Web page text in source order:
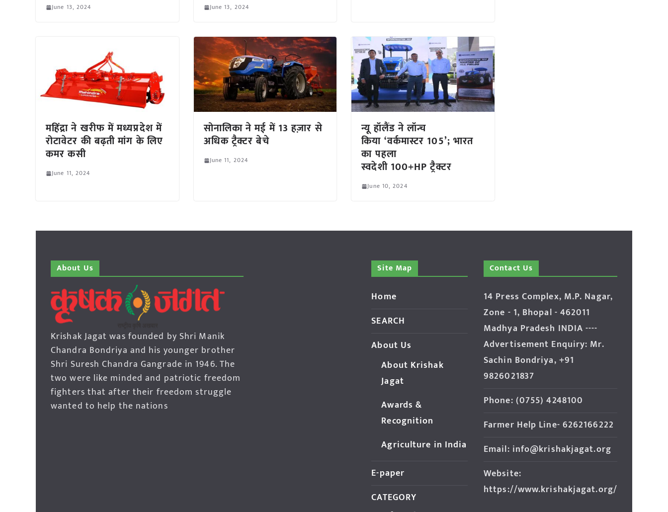
June 13, 2024 June 13, 2024
महिंद्रा ने खरीफ में मध्यप्रदेश में
रोटावेटर की बढ़ती मांग के लिए
कमर कसी
June 11, 2024
सोनालिका ने मई में 13 हज़ार से
अधिक ट्रैक्टर बेचे
June 11, 2024
न्यू हॉलैंड ने लॉन्च
किया ‘वर्कमास्टर 105’; भारत
का पहला
स्वदेशी 100+HP ट्रैक्टर
June 10, 2024
About Us
Krishak Jagat was founded by Shri Manik
Chandra Bondriya and his younger brother
Shri Suresh Chandra Gangrade in 1946. The
two were like minded and patriotic freedom
fighters that after their freedom struggle
wanted to help the nations
Site Map
Home
SEARCH
About Us
About Krishak
Jagat
Awards &
Recognition
Agriculture in India
E-paper
CATEGORY
Contact Us
14 Press Complex, M.P. Nagar,
Zone - 1, Bhopal - 462011
Madhya Pradesh INDIA ----
Advertisement Enquiry: Mr.
Sachin Bondriya, +91
9826021837
Phone: (0755) 4248100
Farmer Help Line- 6262166222
Email: info@krishakjagat.org
Website:
https://www.krishakjagat.org/